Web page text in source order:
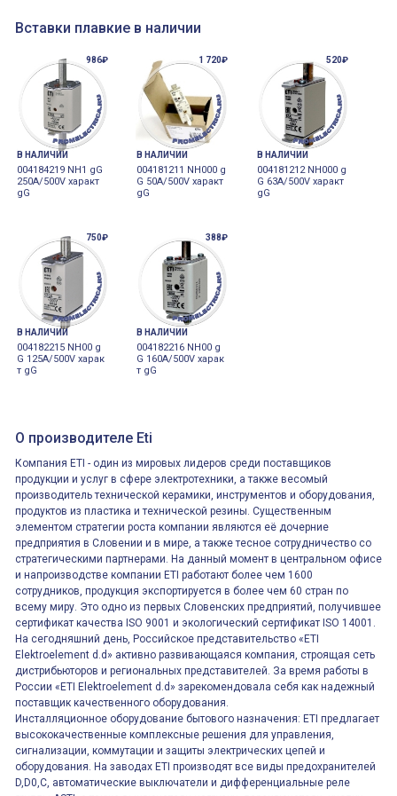
реле времени
0.1cек.-10 дней, 10
Вставки плавкие в наличии
986₽
В НАЛИЧИИ
004184219 NH1 gG
250A/500V характ
gG
1 720₽
В НАЛИЧИИ
004181211 NH000 g
G 50A/500V характ
gG
520₽
В НАЛИЧИИ
004181212 NH000 g
G 63A/500V характ
gG
750₽
В НАЛИЧИИ
004182215 NH00 g
G 125A/500V харак
т gG
388₽
В НАЛИЧИИ
004182216 NH00 g
G 160A/500V харак
т gG
О производителе Eti
Компания ETI - один из мировых лидеров среди поставщиков
продукции и услуг в сфере электротехники, а также весомый
производитель технической керамики, инструментов и оборудования,
продуктов из пластика и технической резины. Существенным
элементом стратегии роста компании являются её дочерние
предприятия в Словении и в мире, а также тесное сотрудничество со
стратегическими партнерами. На данный момент в центральном офисе
и напроизводстве компании ETI работают более чем 1600
сотрудников, продукция экспортируется в более чем 60 стран по
всему миру. Это одно из первых Словенских предприятий, получившее
сертификат качества ISO 9001 и экологический сертификат ISO 14001.
На сегодняшний день, Российское представительство «ETI
Elektroelement d.d» активно развивающаяся компания, строящая сеть
дистрибьюторов и региональных представителей. За время работы в
России «ETI Elektroelement d.d» зарекомендовала себя как надежный
поставщик качественного оборудования.
Инсталляционное оборудование бытового назначения: ETI предлагает
высококачественные комплексные решения для управления,
сигнализации, коммутации и защиты электрических цепей и
оборудования. На заводах ETI производят все виды предохранителей
D,D0,C, автоматические выключатели и дифференциальные реле